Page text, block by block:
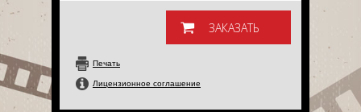
Печать
Лицензионное соглашение